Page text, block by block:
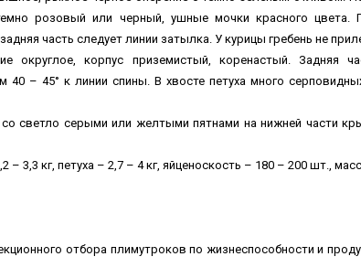
розовый или черный, ушные мочки красного цвета.
часть следует линии затылка. У курицы гребень не
округлое, корпус приземистый, коренастый. Задняя
40 – 45° к линии спины. В хвосте петуха много
светло серыми или желтыми пятнами на нижней части
3,3 кг, петуха – 2,7 – 4 кг, яйценоскость – 180 – 200 шт.,
отбора плимутроков по жизнеспособности и